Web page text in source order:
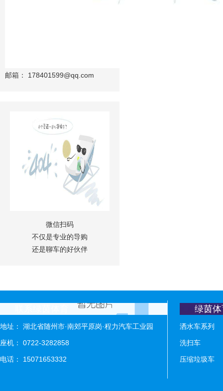
邮箱： 178401599@qq.com
微信扫码
不仅是专业的导购
还是聊车的好伙伴
地址： 湖北省随州市·南郊平原岗·程力汽车工业园
座机： 0722-3282858
电话： 15071653332
绿茵
洒水车系列
洗扫车
压缩垃圾车